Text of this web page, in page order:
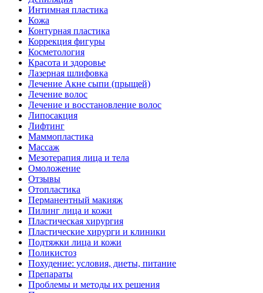
Интимная пластика
Кожа
Контурная пластика
Коррекция фигуры
Косметология
Красота и здоровье
Лазерная шлифовка
Лечение Акне сыпи (прыщей)
Лечение волос
Лечение и восстановление волос
Липосакция
Лифтинг
Маммопластика
Массаж
Мезотерапия лица и тела
Омоложение
Отзывы
Отопластика
Перманентный макияж
Пилинг лица и кожи
Пластическая хирургия
Пластические хирурги и клиники
Подтяжки лица и кожи
Поликистоз
Похудение: условия, диеты, питание
Препараты
Проблемы и методы их решения